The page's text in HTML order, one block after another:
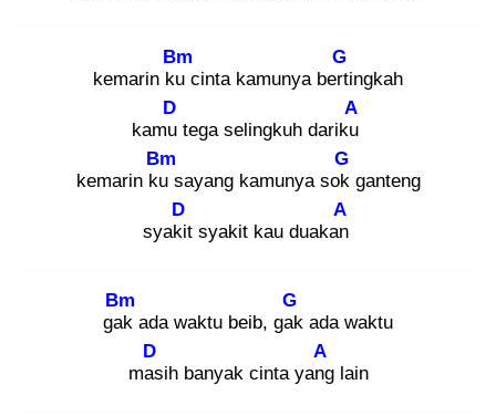
kemarin ku
Bm
cinta kamunya berti
G
ngkah
kamu
D
tega selingkuh dariku
A
kemarin ku
Bm
sayang kamunya sok
G
ganteng
syakit
D
syakit kau duakan
A
gak
Bm
ada waktu beib, gak
G
ada waktu
mas
D
ih banyak cinta yang
A
lain